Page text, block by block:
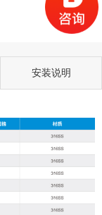
安装说明